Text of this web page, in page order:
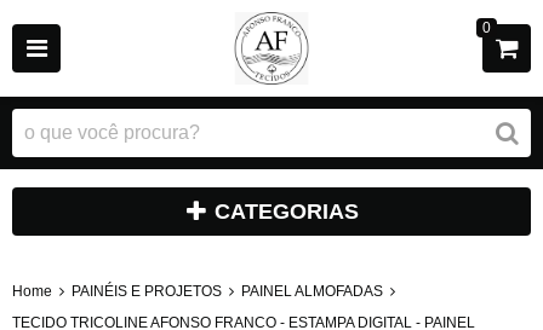
0
CATEGORIAS
Home PAINÉIS E PROJETOS
PAINEL ALMOFADAS
TECIDO TRICOLINE AFONSO FRANCO - ESTAMPA DIGITAL - PAINEL